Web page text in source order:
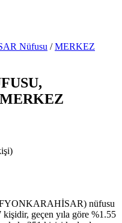
Nüfusu / MERKEZ
MERKEZ
nüfusu
geçen yıla göre %1.55